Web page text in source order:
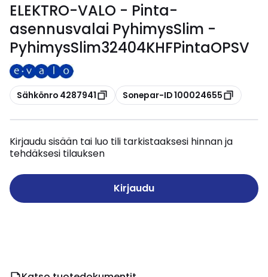
ELEKTRO-VALO - Pinta-
asennusvalai PyhimysSlim -
PyhimysSlim32404KHFPintaOPSV
Kopioi
Sähkönro 4287941 Kopioi
Sonepar-ID 100024655
Kirjaudu sisään tai luo tili tarkistaaksesi hinnan ja
tehdäksesi tilauksen
Kirjaudu